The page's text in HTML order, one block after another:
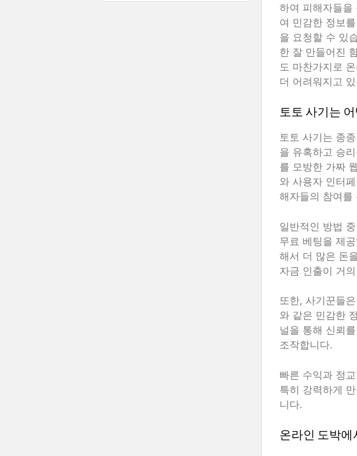
하여 피해자들을
여 민감한 정보
을 요청할 수 있
한 잘 만들어진
도 마찬가지로
더 어려워지고
토토 사기는
토토 사기는 종
을 유혹하고 승
를 모방한 가짜
와 사용자 인터
해자들의 참여를
일반적인 방법
무료 베팅을 제
해서 더 많은 돈
자금 인출이 거
또한, 사기꾼들
와 같은 민감한
널을 통해 신뢰
조작합니다.
빠른 수익과 정
특히 강력하게
니다.
온라인 도박에